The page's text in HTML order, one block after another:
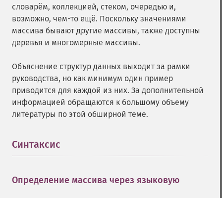
словарём, коллекцией, стеком, очередью и,
возможно, чем-то ещё. Поскольку значениями
массива бывают другие массивы, также доступны
деревья и многомерные массивы.
Объяснение структур данных выходит за рамки
руководства, но как минимум один пример
приводится для каждой из них. За дополнительной
информацией обращаются к большому объему
литературы по этой обширной теме.
Синтаксис
Определение массива через языковую